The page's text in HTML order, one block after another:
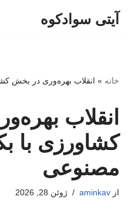
آیتی سوادکوه
خانه » انقلاب بهره‌وری در بخش
انقلاب
کشاورزی با
مصنوعی
از aminkav ژوئن 28, 2026